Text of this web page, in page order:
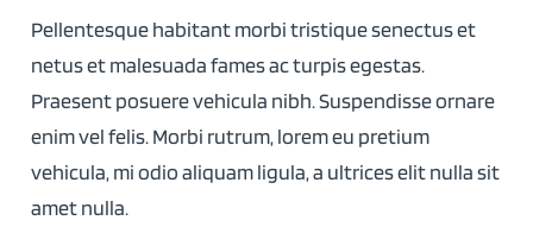
Pellentesque habitant morbi tristique senectus et
netus et malesuada fames ac turpis egestas.
Praesent posuere vehicula nibh. Suspendisse ornare
enim vel felis. Morbi rutrum, lorem eu pretium
vehicula, mi odio aliquam ligula, a ultrices elit nulla sit
amet nulla.